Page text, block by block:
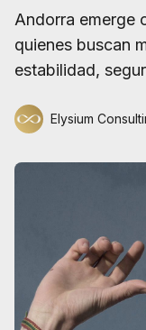
Andorra emerge
quienes buscan
estabilidad,
Elysium